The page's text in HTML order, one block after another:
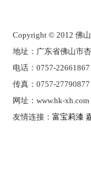
Copyright © 2012 佛
地址：广东省佛山市
电话：0757-
传真：0757-
网址：www.hk-
友情连接： 富宝莉漆